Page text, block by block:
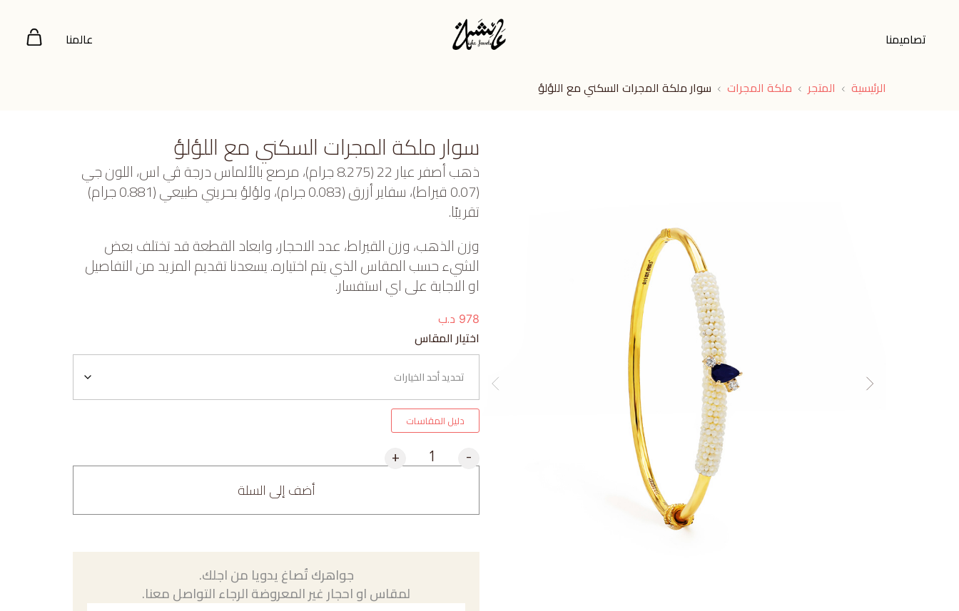
تصاميمنا عالمنا
الرئيسية المتجر ملكة المجرات سوار ملكة المجرات السكني مع اللؤلؤ
سوار ملكة المجرات السكني مع اللؤلؤ
ذهب أصفر عيار 22 (8.275 جرام)، مرصع بالألماس درجة ڤي اس، اللون جي
(0.07 قيراط)، سفاير أزرق (0.083 جرام)، ولؤلؤ بحريني طبيعي (0.881 جرام)
تقريبًا.
وزن الذهب، وزن القيراط، عدد الاحجار، وابعاد القطعة قد تختلف بعض
الشيء حسب المقاس الذي يتم اختياره. يسعدنا تقديم المزيد من التفاصيل
او الاجابة على اي استفسار.
978 د.ب
اختيار المقاس
دليل المقاسات
-
+
أضف إلى السلة
جواهرك تُصاغ يدويا من اجلك.
لمقاس او احجار غير المعروضة الرجاء التواصل معنا.